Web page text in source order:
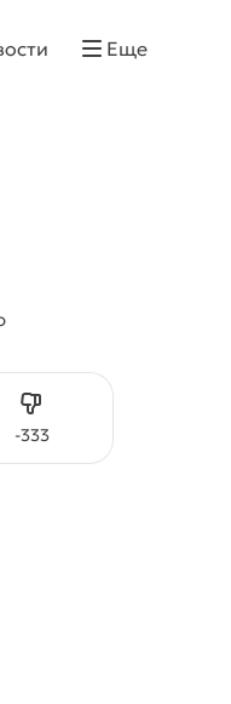
Еще
-333
Не нравится